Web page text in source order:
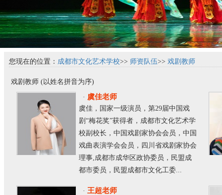
您现在的位置： 成都市文化艺术学校>> 师资队伍>> 戏剧教师
戏剧教师 (以姓名拼音为序)
· 虞佳老师
虞佳，国家一级演员，第29届中国戏
剧“梅花奖”获得者，成都市文化艺术学
校副校长，中国戏剧家协会会员，中国
戏曲表演学会会员，四川省戏剧家协会
理事,成都市成华区政协委员，民盟成
都市委员，民盟成都市文化工委...
· 王超老师